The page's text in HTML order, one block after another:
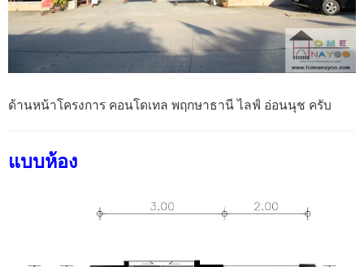
ด้านหน้าโครงการ คอนโดเทล พฤกษาธานี ไลฟ์ อ่อนนุช ครับ
แบบห้อง